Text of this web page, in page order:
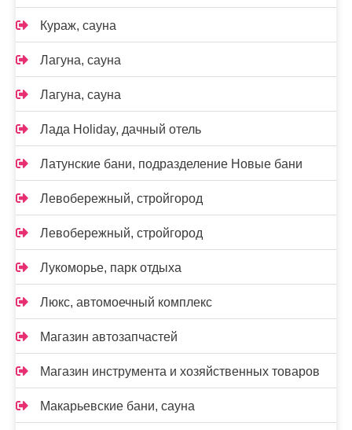
Кураж, сауна
Лагуна, сауна
Лагуна, сауна
Лада Holidаy, дачный отель
Латунские бани, подразделение Новые бани
Левобережный, стройгород
Левобережный, стройгород
Лукоморье, парк отдыха
Люкс, автомоечный комплекс
Магазин автозапчастей
Магазин инструмента и хозяйственных товаров
Макарьевские бани, сауна